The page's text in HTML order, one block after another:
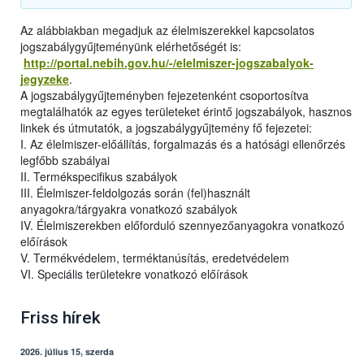
Az alábbiakban megadjuk az élelmiszerekkel kapcsolatos
jogszabálygyűjteményünk elérhetőségét is:
http://portal.nebih.gov.hu/-/elelmiszer-jogszabalyok-
jegyzeke.
A jogszabálygyűjteményben fejezetenként csoportosítva
megtalálhatók az egyes területeket érintő jogszabályok, hasznos
linkek és útmutatók, a jogszabálygyűjtemény fő fejezetei:
I. Az élelmiszer-előállítás, forgalmazás és a hatósági ellenőrzés
legfőbb szabályai
II. Termékspecifikus szabályok
III. Élelmiszer-feldolgozás során (fel)használt
anyagokra/tárgyakra vonatkozó szabályok
IV. Élelmiszerekben előforduló szennyezőanyagokra vonatkozó
előírások
V. Termékvédelem, terméktanúsítás, eredetvédelem
VI. Speciális területekre vonatkozó előírások
Friss hírek
2026. július 15, szerda